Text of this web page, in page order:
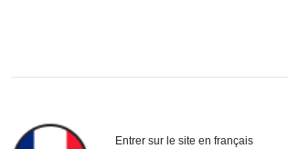
Entrer sur le site en français